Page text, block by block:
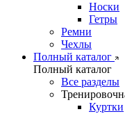
Носки
Гетры
Ремни
Чехлы
Полный каталог
Полный каталог
Все разделы
Куртки